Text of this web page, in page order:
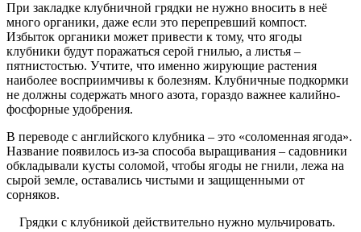
При закладке клубничной грядки не нужно вносить в неё
много органики, даже если это перепревший компост.
Избыток органики может привести к тому, что ягоды
клубники будут поражаться серой гнилью, а листья –
пятнистостью. Учтите, что именно жирующие растения
наиболее восприимчивы к болезням. Клубничные подкормки
не должны содержать много азота, гораздо важнее калийно-
фосфорные удобрения.
В переводе с английского клубника – это «соломенная ягода».
Название появилось из-за способа выращивания – садовники
обкладывали кусты соломой, чтобы ягоды не гнили, лежа на
сырой земле, оставались чистыми и защищенными от
сорняков.
Грядки с клубникой действительно нужно мульчировать.